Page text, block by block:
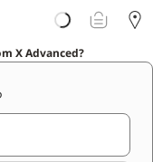
X Advanced?